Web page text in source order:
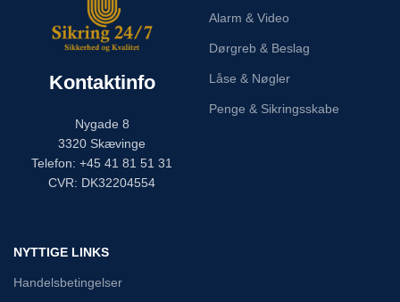
Kontaktinfo
Nygade 8
3320 Skævinge
Telefon: +45 41 81 51 31
CVR: DK32204554
Alarm & Video
Dørgreb & Beslag
Låse & Nøgler
Penge & Sikringsskabe
NYTTIGE LINKS
Handelsbetingelser